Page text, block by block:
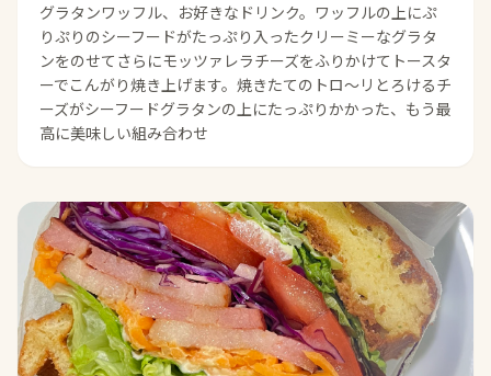
グラタンワッフル、お好きなドリンク。ワッフルの上にぷ
りぷりのシーフードがたっぷり入ったクリーミーなグラタ
ンをのせてさらにモッツァレラチーズをふりかけてトースタ
ーでこんがり焼き上げます。焼きたてのトロ〜リとろけるチ
ーズがシーフードグラタンの上にたっぷりかかった、もう最
高に美味しい組み合わせ